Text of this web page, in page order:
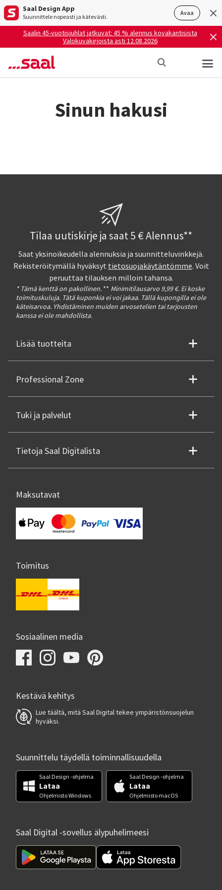
Saal Design App
Suunnittele nopeasti ja kätevästi. Avaa
Saalin 45-vuotisjuhlat jatkuvat: 45 % alennus kovakantisista
Valokuvakirjoista asti 12.08.2026
Sinun hakusi
Tilaa uutiskirje ja saat 5 € Alennus**
Saat yksinoikeudella alennuksia ja suunnitteluvinkkejä.
Rekisteröitymällä hyväksyt tietosuojakäytäntömme. Voit
peruuttaa tilauksen milloin tahansa.
* Tämä kenttä on pakollinen. ** Minimitilausarvo 9,99 €. Ei koske
toimituskuluja. Tätä kuponkia ei voi jakaa. Tällä kupongilla ei ole
käteisarvoa. Yhdistäminen muiden arvosetelien tai tarjousten
kanssa ei ole mahdollista.
Lisää tuotteita
Professional Zone
Tuki ja palvelut
Tietoja Saal Digitalista
Maksutavat
Toimitus
Sosiaalinen media
Kestävä kehitys
Lue täältä, mitä Saal Digital tekee ympäristönsuojelun
hyväksi.
Suunnittelu täydellä toiminnallisuudella
Saal Design -ohjelma
Lataa
Ohjelmisto Windows
Saal Design -ohjelma
Lataa
Ohjelmisto macOS
Saal Digital -sovellus älypuhelimeesi